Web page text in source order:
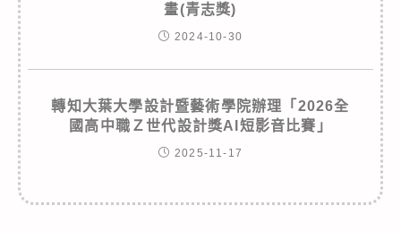
畫(青志獎)
2024-10-30
轉知大葉大學設計暨藝術學院辦理「2026全
國高中職Ｚ世代設計獎AI短影音比賽」
2025-11-17